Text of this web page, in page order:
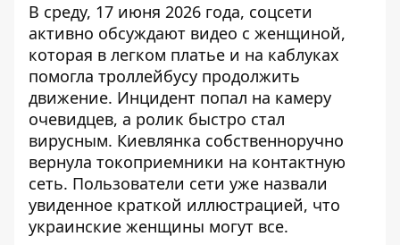
В среду, 17 июня 2026 года, соцсети
активно обсуждают видео с женщиной,
которая в легком платье и на каблуках
помогла троллейбусу продолжить
движение. Инцидент попал на камеру
очевидцев, а ролик быстро стал
вирусным. Киевлянка собственноручно
вернула токоприемники на контактную
сеть. Пользователи сети уже назвали
увиденное краткой иллюстрацией, что
украинские женщины могут все.